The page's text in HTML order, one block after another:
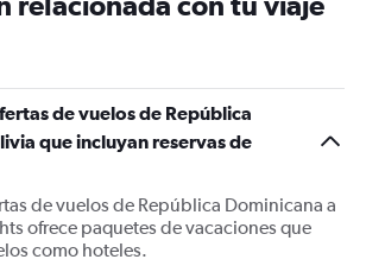
de vuelos de República
que incluyan reservas de
de vuelos de República Dominicana a
ofrece paquetes de vacaciones que
como hoteles.